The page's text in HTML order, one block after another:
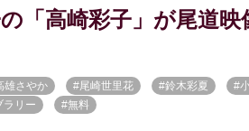
「高崎彩子」が尾道映
雄さやか #尾崎世里花 #鈴木彩夏
#
ラリー
#無料